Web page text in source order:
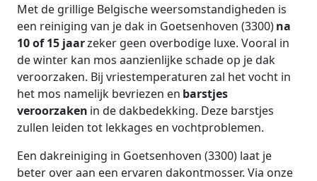
Met de grillige Belgische weersomstandigheden is
een reiniging van je dak in Goetsenhoven (3300)na
10 of 15 jaarzeker geen overbodige luxe. Vooral in
de winter kan mos aanzienlijke schade op je dak
veroorzaken. Bij vriestemperaturen zal het vocht in
het mos namelijk bevriezen en barstjes
veroorzaken in de dakbedekking. Deze barstjes
zullen leiden tot lekkages en vochtproblemen.
Een dakreiniging in Goetsenhoven (3300) laat je
beter over aan een ervaren dakontmosser. Via onze